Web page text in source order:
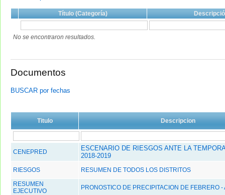
Título (Categoría)
No se encontraron resultados.
Documentos
BUSCAR por fechas
Titulo Descripcion
CENEPRED
ESCENARIO DE RIESGOS ANTE LA
2018-2019
RIESGOS
RESUMEN DE TODOS LOS DISTRITOS
RESUMEN
EJECUTIVO
PRONOSTICO DE PRECIPITACION DE FEBRERO